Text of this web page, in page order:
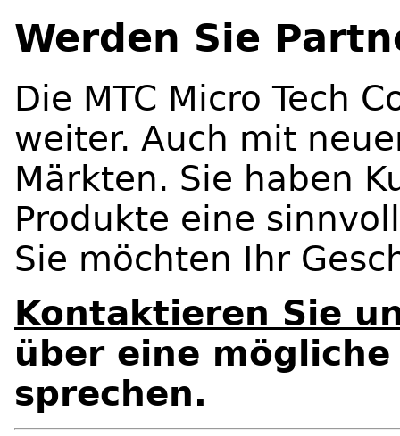
Werden Sie
Die MTC Micro Tech
weiter. Auch mit
Märkten. Sie haben
Produkte eine
Sie möchten Ihr
Kontaktieren Sie
über eine
sprechen.